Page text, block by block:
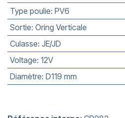
Type poulie: PV6
Sortie: Oring Verticale
Culasse: JE/JD
Voltage: 12V
Diamètre: D119 mm